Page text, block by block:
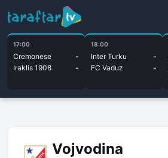
17:00
Cremonese
-
Iraklis 1908
-
18:00
Inter Turku
-
FC Vaduz
-
Vojvodina